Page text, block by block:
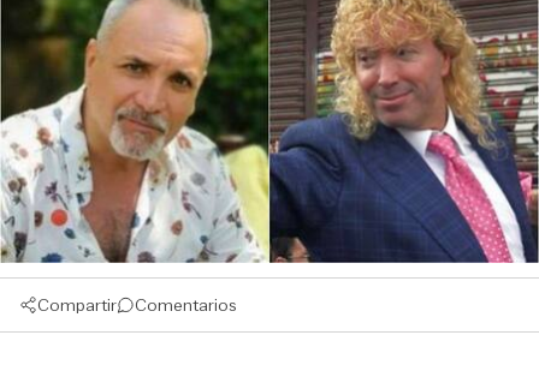
Compartir Comentarios